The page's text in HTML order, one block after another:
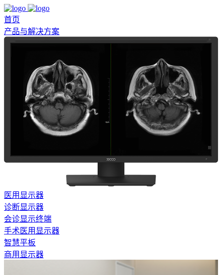
首页
产品与解决方案
医用显示器
诊断显示器
会诊显示终端
手术医用显示器
智慧平板
商用显示器